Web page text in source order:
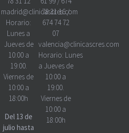
madrid@clinicascres.com
Horario:
Lunes a
Jueves de
10:00 a
19:00.
Viernes de
10:00 a
18:00h
Del 13 de
julio hasta
78 31 16/
674 74 72
07
valencia@clinicascres.com
Horario: Lunes
a Jueves de
10:00 a
19:00.
Viernes de
10:00 a
18:00h